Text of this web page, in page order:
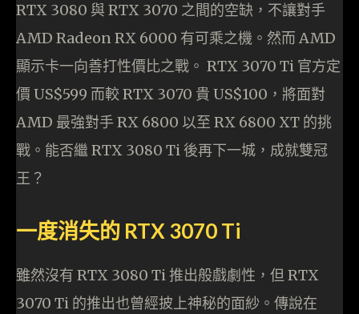
RTX 3080 與 RTX 3070 之間的空缺，不讓對手
AMD Radeon RX 6000 有可乘之機。然而 AMD
顯示卡一向善打性價比之戰。 RTX 3070 Ti 官方定
價 US$599 而較 RTX 3070 貴 US$100，將面對
AMD 最強對手 RX 6800 以至 RX 6800 XT 的挑
戰。能否繼 RTX 3080 Ti 後再下一城，成就雙冠
王？
一度消失的 RTX 3070 Ti
雖然沒有 RTX 3080 Ti 推出般戲劇性，但 RTX
3070 Ti 的推出也曾經披上神秘的面紗。傳說在